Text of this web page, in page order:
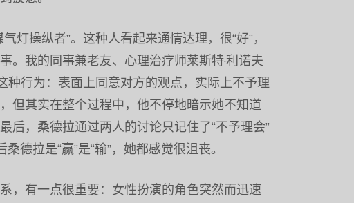
灯操纵者”。这种人看起来通情达理，很“好”，
。我的同事兼老友、心理治疗师莱斯特·利诺夫
种行为：表面上同意对方的观点，实际上不予理
但其实在整个过程中，他不停地暗示她不知道
后，桑德拉通过两人的讨论只记住了“不予理会”
德拉是“赢”是“输”，她都感觉很沮丧。
，有一点很重要：女性扮演的角色突然而迅速